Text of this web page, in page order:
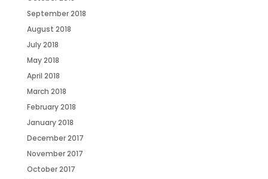
September 2018
August 2018
July 2018
May 2018
April 2018
March 2018
February 2018
January 2018
December 2017
November 2017
October 2017